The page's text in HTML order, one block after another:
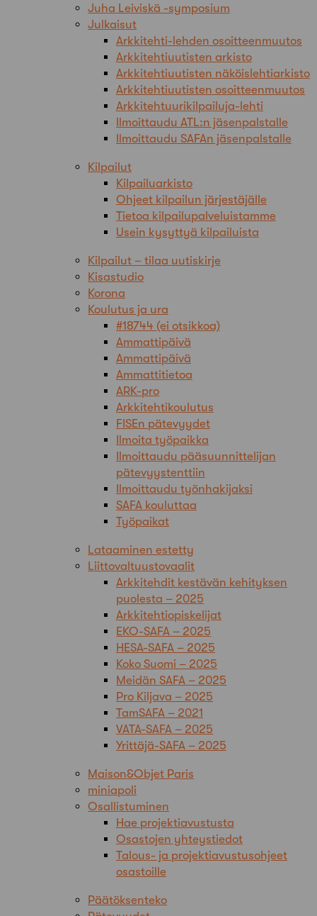
Juha Leiviskä -symposium
Julkaisut
Arkkitehti-lehden osoitteenmuutos
Arkkitehtiuutisten arkisto
Arkkitehtiuutisten näköislehtiarkisto
Arkkitehtiuutisten osoitteenmuutos
Arkkitehtuurikilpailuja-lehti
Ilmoittaudu ATL:n jäsenpalstalle
Ilmoittaudu SAFAn jäsenpalstalle
Kilpailut
Kilpailuarkisto
Ohjeet kilpailun järjestäjälle
Tietoa kilpailupalveluistamme
Usein kysyttyä kilpailuista
Kilpailut – tilaa uutiskirje
Kisastudio
Korona
Koulutus ja ura
#18744 (ei otsikkoa)
Ammattipäivä
Ammattipäivä
Ammattitietoa
ARK-pro
Arkkitehtikoulutus
FISEn pätevyydet
Ilmoita työpaikka
Ilmoittaudu pääsuunnittelijan
pätevyystenttiin
Ilmoittaudu työnhakijaksi
SAFA kouluttaa
Työpaikat
Lataaminen estetty
Liittovaltuustovaalit
Arkkitehdit kestävän kehityksen
puolesta – 2025
Arkkitehtiopiskelijat
EKO-SAFA – 2025
HESA-SAFA – 2025
Koko Suomi – 2025
Meidän SAFA – 2025
Pro Kiljava – 2025
TamSAFA – 2021
VATA-SAFA – 2025
Yrittäjä-SAFA – 2025
Maison&Objet Paris
miniapoli
Osallistuminen
Hae projektiavustusta
Osastojen yhteystiedot
Talous- ja projektiavustusohjeet
osastoille
Päätöksenteko